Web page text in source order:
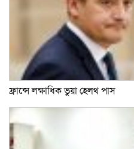
ফ্রান্সে লক্ষাধিক ভুয়া হেলথ পাস